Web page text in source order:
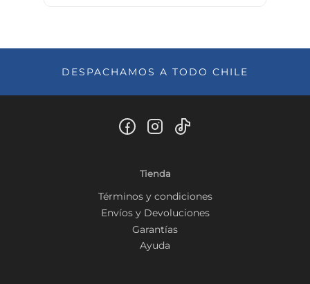
DESPACHAMOS A TODO CHILE
Tienda
Términos y condiciones
Envíos y Devoluciones
Garantías
Ayuda